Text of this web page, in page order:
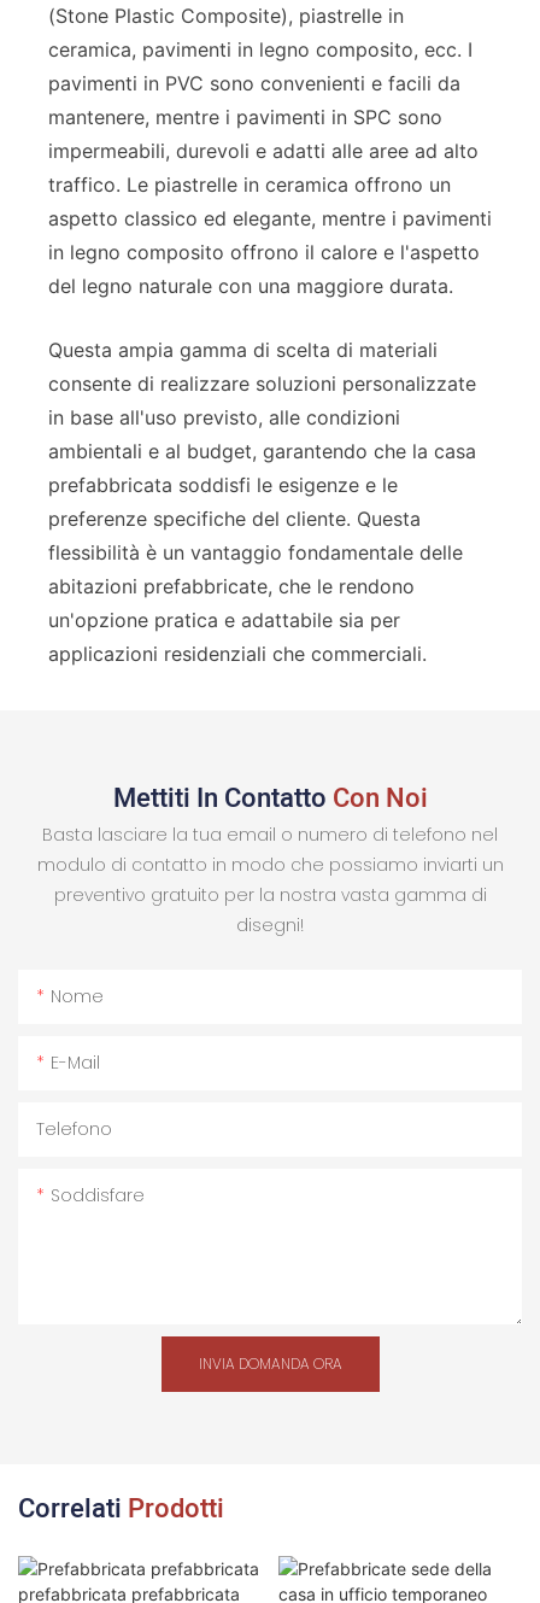
(Stone Plastic Composite), piastrelle in
ceramica, pavimenti in legno composito, ecc. I
pavimenti in PVC sono convenienti e facili da
mantenere, mentre i pavimenti in SPC sono
impermeabili, durevoli e adatti alle aree ad alto
traffico. Le piastrelle in ceramica offrono un
aspetto classico ed elegante, mentre i pavimenti
in legno composito offrono il calore e l'aspetto
del legno naturale con una maggiore durata.
Questa ampia gamma di scelta di materiali
consente di realizzare soluzioni personalizzate
in base all'uso previsto, alle condizioni
ambientali e al budget, garantendo che la casa
prefabbricata soddisfi le esigenze e le
preferenze specifiche del cliente. Questa
flessibilità è un vantaggio fondamentale delle
abitazioni prefabbricate, che le rendono
un'opzione pratica e adattabile sia per
applicazioni residenziali che commerciali.
Mettiti In Contatto Con Noi
Basta lasciare la tua email o numero di telefono nel
modulo di contatto in modo che possiamo inviarti un
preventivo gratuito per la nostra vasta gamma di
disegni!
Nome
E-Mail
Telefono
Soddisfare
INVIA DOMANDA ORA
Correlati Prodotti